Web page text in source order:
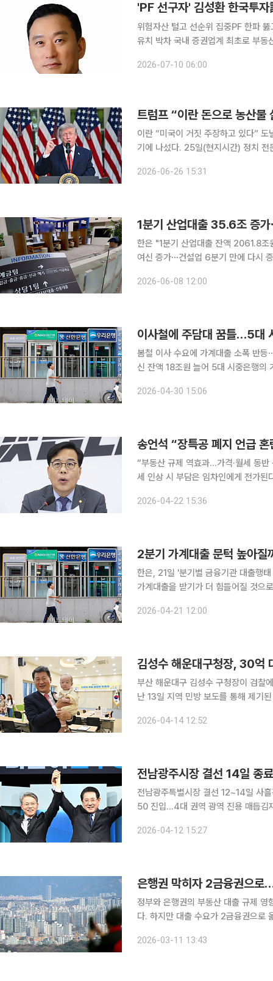
'PF 선구자' 김성환 한국투
위험자산 털고 선순위 집중PF 한파
유치 박차 국내 증권업계 최초로 부동산 프로젝트파이낸싱(PF) 기반 자산유동화증권(ABS)을 도입
로 실적 방어에 성공한 데 이어, 글로
2026-07-10 06:00
트럼프 “이란 돈으로 농산
이란 “미국이 거짓 주장하고 있다”
기에 나섰다. 25일(현지시간) 정치 전문매체 더힐에 따르면 트럼프 대통령은 백악관 로즈가든에 농
일부를 이용해 미국산 밀, 대두, 옥수
2026-06-26 15:31
1분기 산업대출 35.6조 증
한은 "1분기 산업대출 잔액 2061.8
여신 증가⋯건설업 6분기 만에 다시 증가 전환 올해 1분기 국내 산업대출이
3분기 이후 최대 증가폭을 나타낸 것
2026-06-08 12:00
이사철에 주담대 꿈틀…5대
봄철 이사 수요에 가계대출 소폭 반
신 잔액 18조원 늘어 5대 시중은행의 가계대출이 이달 들어 다시 증가세로 전환했다. 정부의 가계대
예금 자금도 함께 증가하며 은행권 유
2026-04-30 15:06
송언석 “장특공 폐지 언급
“부동산 규제 역효과…가격·월세 동반 상승” 송언석은 22일 정부의 부동산 정책 기
세 인상 시 부담은 임차인에게 전가된
“(여당이) 선거를 앞두고 장특공 폐지
2026-04-22 15:36
2분기 가계대출 문턱 높아
한은, 21일 '분기별 금융기관 대출행태 서베이' 결과 발표 올해 2
가계대출을 받기가 더 힘들어질 것으
태 서베이’ 결과에 따르면 올해 2분기
2026-04-21 12:00
김성수 해운대구청장, 30억
부산 해운대구 김성수 구청장이 검찰
난 13일 지역 민방 보도를 통해 제기
서류를 제출해 약 30억 원대 대출을
2026-04-14 12:52
전남광주시장 결선 14일
전남광주특별시장 결선 12~14일 사
50 진입…4대 권역 광역 진용 매듭김재섭, 정원
두 매듭지은 가운데, 결선 직전 민형
2026-04-12 15:27
은행권 막히자 2금융권으
정부와 은행권의 부동산 대출 규제 영
다. 하지만 대출 수요가 2금융권으로
대출 잔액(정책모기지론 포함)은
2026-03-11 13:43